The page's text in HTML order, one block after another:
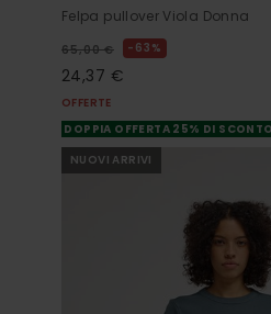
Felpa pullover Viola Donna
65,00 € 63%
24,37 €
OFFERTE
DOPPIA OFFERTA 25% DI
NUOVI ARRIVI